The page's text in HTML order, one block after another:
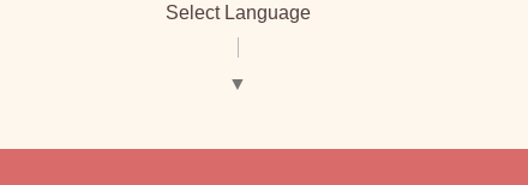
Select Language
▼